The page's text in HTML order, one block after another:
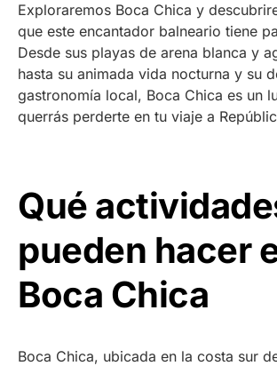
Exploraremos Boca Chica y
que este encantador balneario tiene
Desde sus playas de arena blanca y
hasta su animada vida nocturna y su
gastronomía local, Boca Chica es un
querrás perderte en tu viaje a
Qué
pueden hacer
Boca Chica
Boca Chica, ubicada en la costa sur